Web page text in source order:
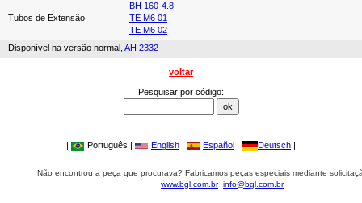
BH 160-4.8
Tubos de Extensão
TE M6 01
TE M6 02
Disponível na versão normal, AH 2332
voltar
Pesquisar por código:
| Português | English | Español | Deutsch |
Não encontrou a peça que procurava? Fabricamos peças especiais mediante
www.bgl.com.br info@bgl.com.br